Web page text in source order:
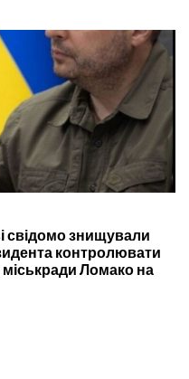
свідомо знищували
контролювати
міськради Ломако на